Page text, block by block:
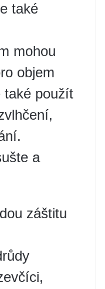
také
mohou
objem
také použít
a
záštitu